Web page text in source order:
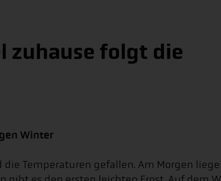
zuhause folgt die
Winter
Temperaturen gefallen. Am Morgen